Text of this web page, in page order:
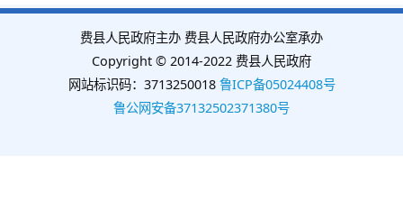
费县人民政府主办 费县人民政府办公室承办
Copyright © 2014-2022 费县人民政府
网站标识码：3713250018 鲁ICP备05024408号
鲁公网安备37132502371380号